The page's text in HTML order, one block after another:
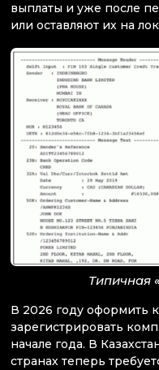
выплаты и уже после
или оставляют их на
Типичная
В 2026 году оформить
зарегистрировать
начале года. В
странах теперь